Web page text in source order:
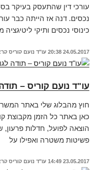
עורכי דין שהתעסק בעיקר
נכסים. דנה אז הייתה כבר
כינוסי נכסים ותיקי ליטיגציה
24.05.2017
20:38 עו"ד נועם קוריס
עו"ד נועם קוריס –
חוץ מהבלוג שלי באתר
כאן באתר כל הזמן מקבוצת
הוצאה לפועל, חדלות פרעון,
פשיטות משטרה ואפילו על
23.05.2017
14:49 עו"ד נועם קוריס